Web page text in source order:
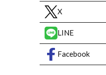
X
LINE
Facebook